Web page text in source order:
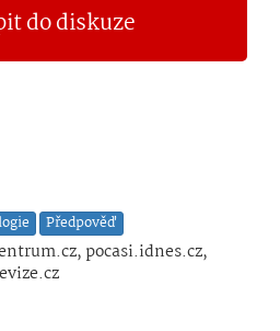
do diskuze
Předpověď
pocasi.idnes.cz,